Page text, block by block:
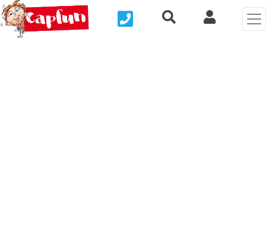
Nous contacterRecherche rapide
Mijn Clix